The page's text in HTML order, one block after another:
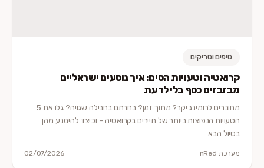
טיפים וטריקים
קרואטיה וטעויות הסים: איך נוסעים ישראליים
מבזבזים כסף בלי לדעת
מחוברים לרומינג יקר? מתוך זמן? בחרתם בחבילה שגויה? גלו את 5
הטעויות הנפוצות ביותר של תיירים בקרואטיה – וכיצד להימנע מהן
בטיול הבא.
מערכת nRed 02/07/2026